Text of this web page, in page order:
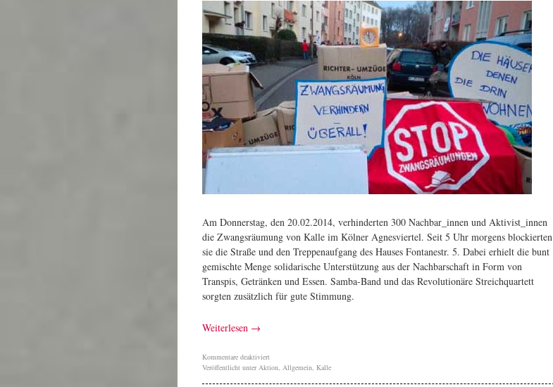
Am Donnerstag, den 20.02.2014, verhinderten 300 Nachbar_innen und Aktivist_innen
die Zwangsräumung von Kalle im Kölner Agnesviertel. Seit 5 Uhr morgens blockierten
sie die Straße und den Treppenaufgang des Hauses Fontanestr. 5. Dabei erhielt die bunt
gemischte Menge solidarische Unterstützung aus der Nachbarschaft in Form von
Transpis, Getränken und Essen. Samba-Band und das Revolutionäre Streichquartett
sorgten zusätzlich für gute Stimmung.
Weiterlesen →
Kommentare deaktiviert
Veröffentlicht unter Aktion Allgemein Kalle